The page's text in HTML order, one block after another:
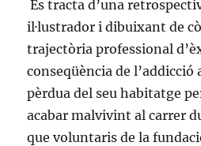
Es tracta d’una
il·lustrador i dibuixant de
trajectòria professional
conseqüència de l’addicció
pèrdua del seu habitatge
acabar malvivint al carrer
que voluntaris de la